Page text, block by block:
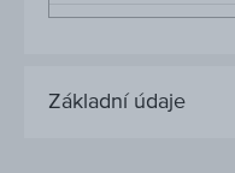
Základní údaje